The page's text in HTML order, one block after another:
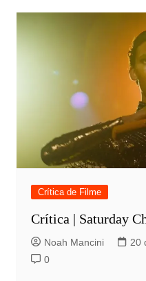
Crítica de Filme
Crítica | Saturday
Noah Mancini
20
0